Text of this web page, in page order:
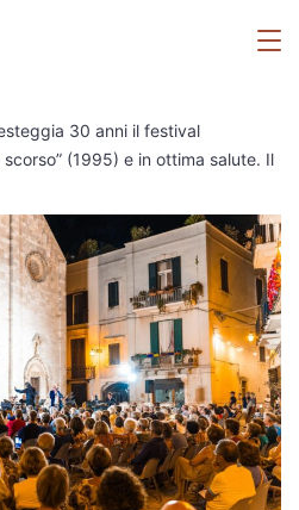
30 anni il festival
(1995) e in ottima salute. Il